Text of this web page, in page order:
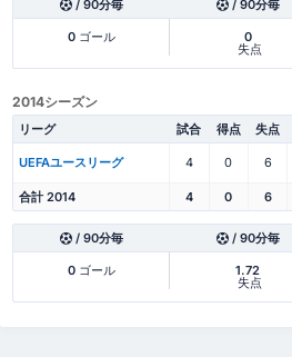
/ 90分毎 / 90分毎
0ゴール 0
失点
2014シーズン
リーグ 試合 得点 失点
UEFAユースリーグ 4 0 6
合計 2014 4 0 6
/ 90分毎 / 90分毎
0ゴール 1.72
失点